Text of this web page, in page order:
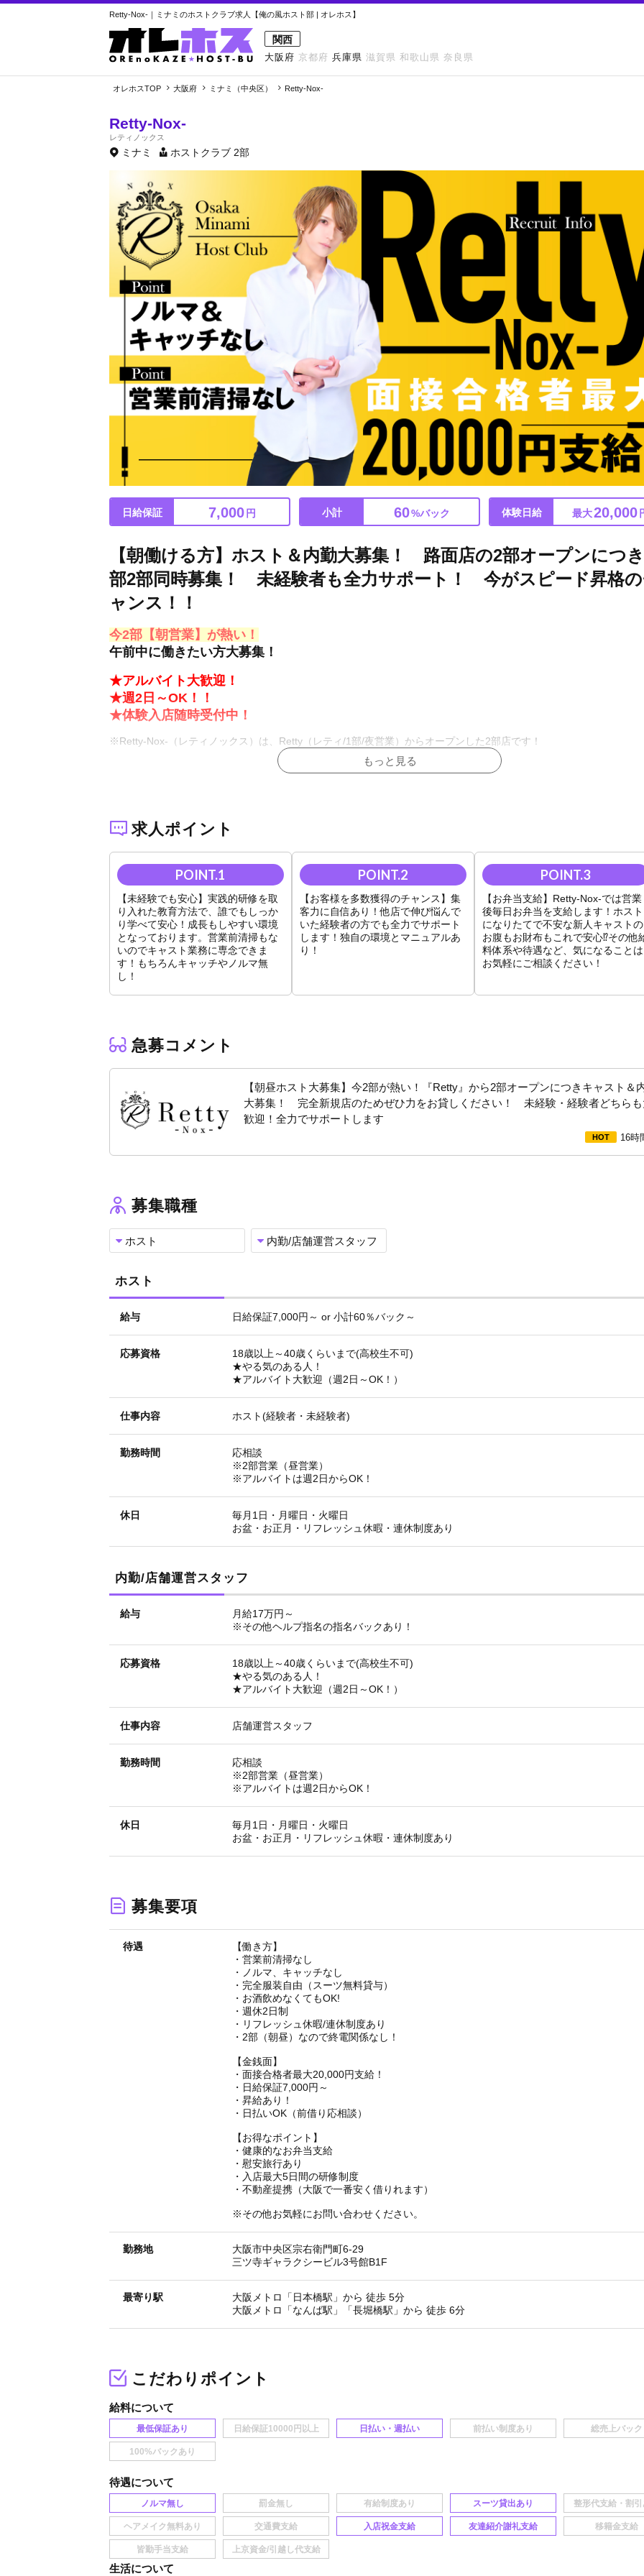
Retty-Nox-｜ミナミのホストクラブ求人【俺の風ホスト部 | オレホス】
関西
大阪府 京都府 兵庫県 滋賀県 和歌山県 奈良県
オレホスTOP 大阪府 ミナミ（中央区） Retty-Nox-
Retty-Nox-
レティノックス
ミナミ ホストクラブ 2部
日給保証 7,000 円 小計 60%バック 体験日給 最大20,000
【朝働ける方】ホスト＆内勤大募集！ 路面店の2部オープンにつ
部2部同時募集！ 未経験者も全力サポート！ 今がスピード昇格
ャンス！！
今2部【朝営業】が熱い！
午前中に働きたい方大募集！
★アルバイト大歓迎！
★週2日～OK！！
★体験入店随時受付中！
※Retty-Nox-（レティノックス）は、Retty（レティ/1部/夜営業）からオープンした2部店です！
※独自の環境とマニュアルがあるので、他店で伸び悩んでいる経験者の方もぜひ当店へ！移籍に関する悩み応相談。
★完全服装自由
→ホストっぽい格好やオシャレに自信がない方でも、お店がサポートするので安心してご応募ください。
★営業前清掃なし
→運営側が清掃します。キャスト業務に専念できるので働きやすい！
★集客力に自信あり！
→未経験でも移籍者でもスピード出世のチャンス！
★お弁当支給（まかない）
ぜひ一度お気軽に面接や体験入店にお越しください！
ご応募お待ちしております！！
もっと見る
求人ポイント
【未経験でも安心】実践的研修を取
り入れた教育方法で、誰でもしっか
り学べて安心！成長もしやすい環境
となっております。営業前清掃もな
いのでキャスト業務に専念できま
す！もちろんキャッチやノルマ無
し！
【お客様を多数獲得のチャンス】集
客力に自信あり！他店で伸び悩んで
いた経験者の方でも全力でサポート
します！独自の環境とマニュアルあ
り！
【お弁当支給】Retty-Nox-では営業
後毎日お弁当を支給します！ホスト
になりたてで不安な新人キャストの
お腹もお財布もこれで安心⁉その他
料体系や待遇など、気になることは
お気軽にご相談ください！
急募コメント
【朝昼ホスト大募集】今2部が熱い！『Retty』から2部オープンにつきキャスト＆
大募集！ 完全新規店のためぜひ力をお貸しください！ 未経験・経験者どちら
歓迎！全力でサポートします
16時
募集職種
ホスト 内勤/店舗運営スタッフ
ホスト
給与 日給保証7,000円～ or 小計60％バック～
応募資格
18歳以上～40歳くらいまで(高校生不可)
★やる気のある人！
★アルバイト大歓迎（週2日～OK！）
仕事内容 ホスト(経験者・未経験者)
勤務時間
応相談
※2部営業（昼営業）
※アルバイトは週2日からOK！
休日
毎月1日・月曜日・火曜日
お盆・お正月・リフレッシュ休暇・連休制度あり
内勤/店舗運営スタッフ
給与
月給17万円～
※その他ヘルプ指名の指名バックあり！
応募資格
18歳以上～40歳くらいまで(高校生不可)
★やる気のある人！
★アルバイト大歓迎（週2日～OK！）
仕事内容 店舗運営スタッフ
勤務時間
応相談
※2部営業（昼営業）
※アルバイトは週2日からOK！
休日
毎月1日・月曜日・火曜日
お盆・お正月・リフレッシュ休暇・連休制度あり
募集要項
待遇
【働き方】
・営業前清掃なし
・ノルマ、キャッチなし
・完全服装自由（スーツ無料貸与）
・お酒飲めなくてもOK!
・週休2日制
・リフレッシュ休暇/連休制度あり
・2部（朝昼）なので終電関係なし！
【金銭面】
・面接合格者最大20,000円支給！
・日給保証7,000円～
・昇給あり！
・日払いOK（前借り応相談）
【お得なポイント】
・健康的なお弁当支給
・慰安旅行あり
・入店最大5日間の研修制度
・不動産提携（大阪で一番安く借りれます）
※その他お気軽にお問い合わせください。
勤務地
大阪市中央区宗右衛門町6-29
三ツ寺ギャラクシービル3号館B1F
最寄り駅
大阪メトロ「日本橋駅」から 徒歩 5分
大阪メトロ「なんば駅」「長堀橋駅」から 徒歩 6分
こだわりポイント
給料
最低保証あり 日払い・週払い
待遇
ノルマ無し スーツ貸出あり
入店祝金支給 友達紹介謝礼支給
生活